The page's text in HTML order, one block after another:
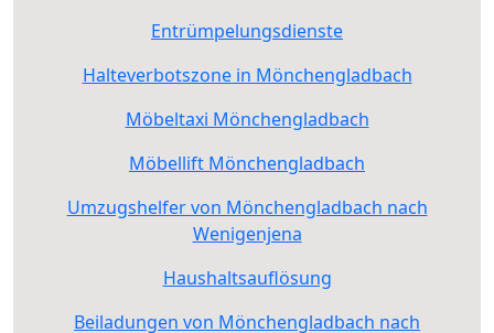
Entrümpelungsdienste
Halteverbotszone in Mönchengladbach
Möbeltaxi Mönchengladbach
Möbellift Mönchengladbach
Umzugshelfer von Mönchengladbach nach
Wenigenjena
Haushaltsauflösung
Beiladungen von Mönchengladbach nach